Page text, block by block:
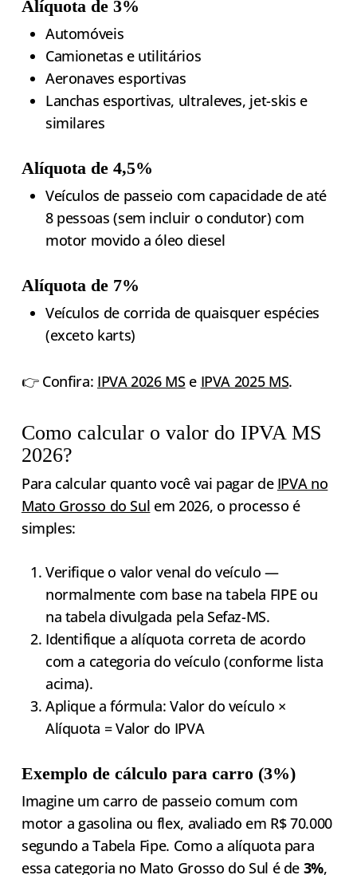
Alíquota de 3%
Automóveis
Camionetas e utilitários
Aeronaves esportivas
Lanchas esportivas, ultraleves, jet-skis e
similares
Alíquota de 4,5%
Veículos de passeio com capacidade de até
8 pessoas (sem incluir o condutor) com
motor movido a óleo diesel
Alíquota de 7%
Veículos de corrida de quaisquer espécies
(exceto karts)
👉 Confira: IPVA 2026 MS e IPVA 2025 MS.
Como calcular o valor do IPVA MS
2026?
Para calcular quanto você vai pagar de IPVA no
Mato Grosso do Sul em 2026, o processo é
simples:
Verifique o valor venal do veículo —
normalmente com base na tabela FIPE ou
na tabela divulgada pela Sefaz-MS.
Identifique a alíquota correta de acordo
com a categoria do veículo (conforme lista
acima).
Aplique a fórmula: Valor do veículo ×
Alíquota = Valor do IPVA
Exemplo de cálculo para carro (3%)
Imagine um carro de passeio comum com
motor a gasolina ou flex, avaliado em R$ 70.000
segundo a Tabela Fipe. Como a alíquota para
essa categoria no Mato Grosso do Sul é de 3%,